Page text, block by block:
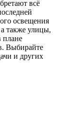
всё
освещения
также улицы,
плане
Выбирайте
и других